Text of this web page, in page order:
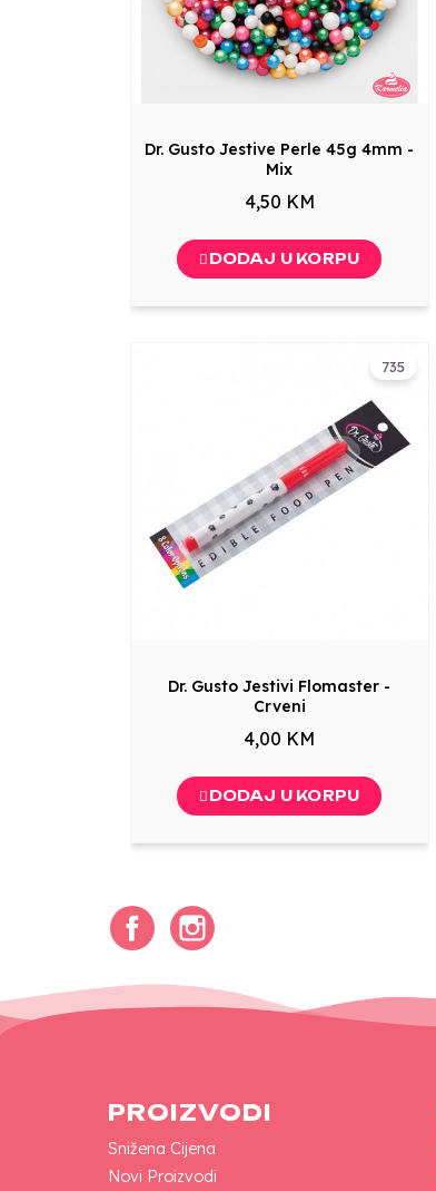
Dr. Gusto Jestive Perle 45g 4mm -
Mix
4,50 KM
DODAJ U KORPU
735
Dr. Gusto Jestivi Flomaster -
Crveni
4,00 KM
DODAJ U KORPU
Facebook
PROIZVODI
Snižena Cijena
Novi Proizvodi